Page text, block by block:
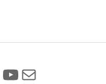
YouTube
Mail